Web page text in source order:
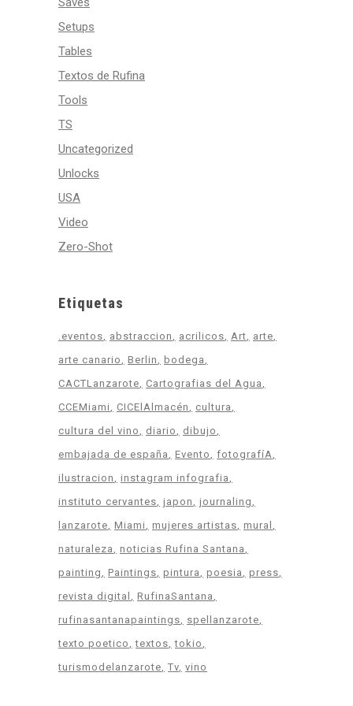
Setups
Tables
Textos de Rufina
Tools
TS
Uncategorized
Unlocks
USA
Video
Zero-Shot
Etiquetas
.eventos abstraccion acrilicos Art
arte
arte canario
Berlin
bodega
CACTLanzarote
Cartografias del Agua
CCEMiami
CICElAlmacén
cultura
cultura del vino
diario
dibujo
embajada de españa
Evento
fotografíA
ilustracion
instagram infografia
instituto cervantes japon
journaling
lanzarote Miami mujeres artistas mural
naturaleza
noticias Rufina Santana
painting
Paintings pintura poesia
press
revista digital
RufinaSantana
rufinasantanapaintings
spellanzarote
texto poetico
textos tokio
turismodelanzarote Tv vino